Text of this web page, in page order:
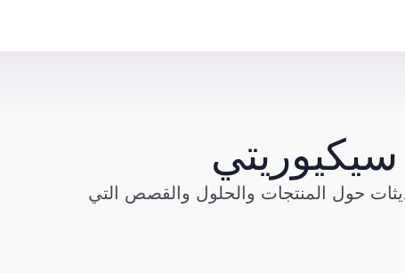
حول المنتجات والحلول والقصص التي